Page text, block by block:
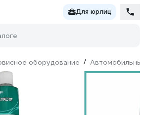
Для юрлиц
оборудование / Автомобильные